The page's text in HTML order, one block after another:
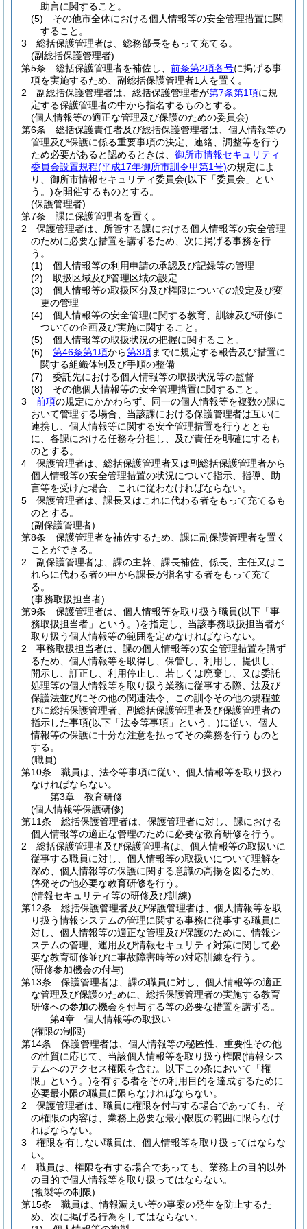
助言に関すること。
(5)
その他市全体における個人情報等の安全管理措置に関
すること。
3
総括保護管理者は、総務部長をもって充てる。
(副総括保護管理者)
第5条
総括保護管理者を補佐し、 前条第2項各号に掲げる事
項を実施するため、副総括保護管理者1人を置く。
2
副総括保護管理者は、総括保護管理者が第7条第1項に規
定する保護管理者の中から指名するものとする。
(個人情報等の適正な管理及び保護のための委員会)
第6条
総括保護責任者及び総括保護管理者は、個人情報等の
管理及び保護に係る重要事項の決定、連絡、調整等を行う
ため必要があると認めるときは、 御所市情報セキュリティ
委員会設置規程(平成17年御所市訓令甲第1号)の規定によ
り、御所市情報セキュリティ委員会(以下「委員会」とい
う。)を開催するものとする。
(保護管理者)
第7条
課に保護管理者を置く。
2
保護管理者は、所管する課における個人情報等の安全管理
のために必要な措置を講ずるため、次に掲げる事務を行
う。
(1)
個人情報等の利用申請の承認及び記録等の管理
(2)
取扱区域及び管理区域の設定
(3)
個人情報等の取扱区分及び権限についての設定及び変
更の管理
(4)
個人情報等の安全管理に関する教育、訓練及び研修に
ついての企画及び実施に関すること。
(5)
個人情報等の取扱状況の把握に関すること。
(6)
第46条第1項から第3項までに規定する報告及び措置に
関する組織体制及び手順の整備
(7)
委託先における個人情報等の取扱状況等の監督
(8)
その他個人情報等の安全管理措置に関すること。
3
前項の規定にかかわらず、同一の個人情報等を複数の課に
おいて管理する場合、当該課における保護管理者は互いに
連携し、個人情報等に関する安全管理措置を行うととも
に、各課における任務を分担し、及び責任を明確にするも
のとする。
4
保護管理者は、総括保護管理者又は副総括保護管理者から
個人情報等の安全管理措置の状況について指示、指導、助
言等を受けた場合、これに従わなければならない。
5
保護管理者は、課長又はこれに代わる者をもって充てるも
のとする。
(副保護管理者)
第8条
保護管理者を補佐するため、課に副保護管理者を置く
ことができる。
2
副保護管理者は、課の主幹、課長補佐、係長、主任又はこ
れらに代わる者の中から課長が指名する者をもって充て
る。
(事務取扱担当者)
第9条
保護管理者は、個人情報等を取り扱う職員(以下「事
務取扱担当者」という。)を指定し、当該事務取扱担当者が
取り扱う個人情報等の範囲を定めなければならない。
2
事務取扱担当者は、課の個人情報等の安全管理措置を講ず
るため、個人情報等を取得し、保管し、利用し、提供し、
開示し、訂正し、利用停止し、若しくは廃棄し、又は委託
処理等の個人情報等を取り扱う業務に従事する際、法及び
保護法並びにその他の関連法令、この訓令その他の規程並
びに総括保護管理者、副総括保護管理者及び保護管理者の
指示した事項(以下「法令等事項」という。)に従い、個人
情報等の保護に十分な注意を払ってその業務を行うものと
する。
(職員)
第10条
職員は、法令等事項に従い、個人情報等を取り扱わ
なければならない。
第3章
教育研修
(個人情報等保護研修)
第11条
総括保護管理者は、保護管理者に対し、課における
個人情報等の適正な管理のために必要な教育研修を行う。
2
総括保護管理者及び保護管理者は、個人情報等の取扱いに
従事する職員に対し、個人情報等の取扱いについて理解を
深め、個人情報等の保護に関する意識の高揚を図るため、
啓発その他必要な教育研修を行う。
(情報セキュリティ等の研修及び訓練)
第12条
総括保護管理者及び保護管理者は、個人情報等を取
り扱う情報システムの管理に関する事務に従事する職員に
対し、個人情報等の適正な管理及び保護のために、情報シ
ステムの管理、運用及び情報セキュリティ対策に関して必
要な教育研修並びに事故障害時等の対応訓練を行う。
(研修参加機会の付与)
第13条
保護管理者は、課の職員に対し、個人情報等の適正
な管理及び保護のために、総括保護管理者の実施する教育
研修への参加の機会を付与する等の必要な措置を講ずる。
第4章
個人情報等の取扱い
(権限の制限)
第14条
保護管理者は、個人情報等の秘匿性、重要性その他
の性質に応じて、当該個人情報等を取り扱う権限(情報シス
テムへのアクセス権限を含む。以下この条において「権
限」という。)を有する者をその利用目的を達成するために
必要最小限の職員に限らなければならない。
2
保護管理者は、職員に権限を付与する場合であっても、そ
の権限の内容は、業務上必要な最小限度の範囲に限らなけ
ればならない。
3
権限を有しない職員は、個人情報等を取り扱ってはならな
い。
4
職員は、権限を有する場合であっても、業務上の目的以外
の目的で個人情報等を取り扱ってはならない。
(複製等の制限)
第15条
職員は、情報漏えい等の事案の発生を防止するた
め、次に掲げる行為をしてはならない。